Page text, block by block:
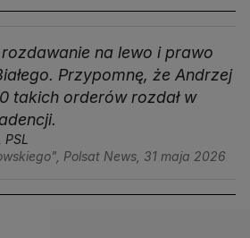
na lewo i prawo
Przypomnę, że Andrzej
takich orderów rozdał w
PSL
Polsat News, 31 maja 2026